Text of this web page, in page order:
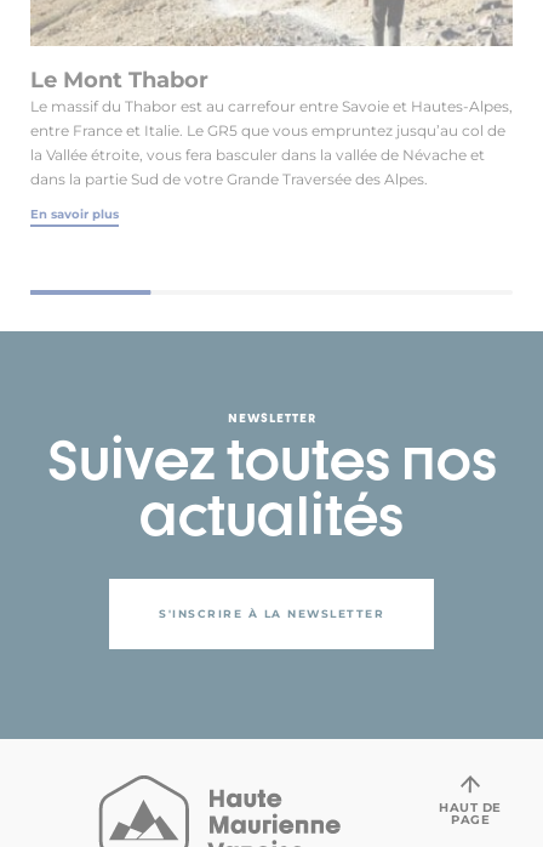
Le Mont Thabor
Le massif du Thabor est au carrefour entre Savoie et Hautes-Alpes,
entre France et Italie. Le GR5 que vous empruntez jusqu’au col de
la Vallée étroite, vous fera basculer dans la vallée de Névache et
dans la partie Sud de votre Grande Traversée des Alpes.
En savoir plus
NEWSLETTER
Suivez toutes nos
actualités
S'INSCRIRE À LA NEWSLETTER
HAUT DE
PAGE